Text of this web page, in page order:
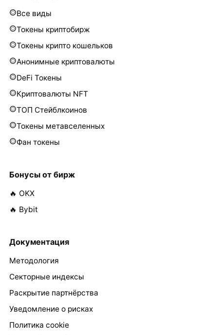
Все виды
Токены криптобирж
Токены крипто кошельков
Анонимные криптовалюты
DeFi Токены
Криптовалюты NFT
ТОП Стейблкоинов
Токены метавселенных
Фан токены
Бонусы от бирж
🔥 OKX
🔥 Bybit
Документация
Методология
Секторные индексы
Раскрытие партнёрства
Уведомление о рисках
Политика cookie